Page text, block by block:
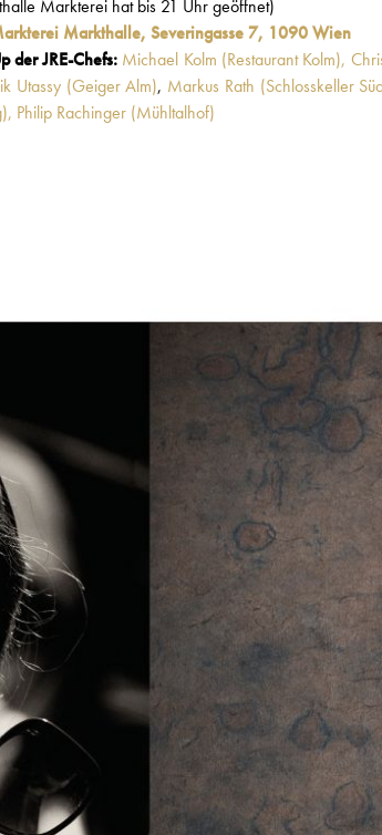
Markterei hat bis 21 Uhr geöffnet)
Markthalle, Severingasse 7, 1090 Wien
der JRE-Chefs: Michael Kolm (Restaurant Kolm),
Utassy (Geiger Alm), Markus Rath (Schlosskeller
Philip Rachinger (Mühltalhof)